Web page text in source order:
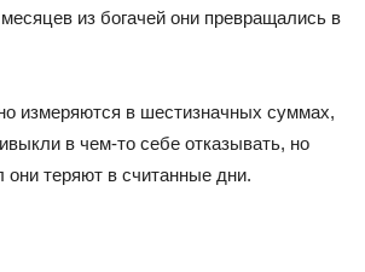
из богачей они превращались в
измеряются в шестизначных суммах,
в чем-то себе отказывать, но
они теряют в считанные дни.